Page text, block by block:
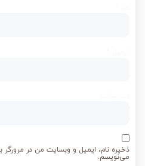
ذخیره نام، ایمیل و وبسایت من در مرورگر
می‌نویسم.